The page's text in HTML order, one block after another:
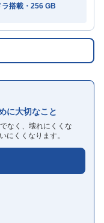
搭載・256 GB
に大切なこと
なく、壊れにくくな
にくくなります。